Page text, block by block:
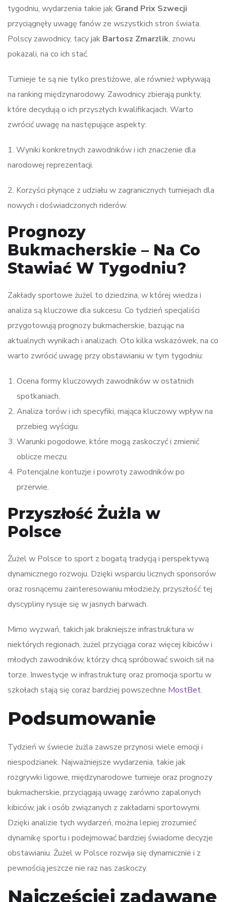
tygodniu, wydarzenia takie jak Grand Prix Szwecji
przyciągnęły uwagę fanów ze wszystkich stron świata.
Polscy zawodnicy, tacy jak Bartosz Zmarzlik, znowu
pokazali, na co ich stać.
Turnieje te są nie tylko prestiżowe, ale również wpływają
na ranking międzynarodowy. Zawodnicy zbierają punkty,
które decydują o ich przyszłych kwalifikacjach. Warto
zwrócić uwagę na następujące aspekty:
1. Wyniki konkretnych zawodników i ich znaczenie dla
narodowej reprezentacji.
2. Korzyści płynące z udziału w zagranicznych turniejach dla
nowych i doświadczonych riderów.
Prognozy
Bukmacherskie – Na Co
Stawiać W Tygodniu?
Zakłady sportowe żużel to dziedzina, w której wiedza i
analiza są kluczowe dla sukcesu. Co tydzień specjaliści
przygotowują prognozy bukmacherskie, bazując na
aktualnych wynikach i analizach. Oto kilka wskazówek, na co
warto zwrócić uwagę przy obstawianiu w tym tygodniu:
Ocena formy kluczowych zawodników w ostatnich
spotkaniach.
Analiza torów i ich specyfiki, mająca kluczowy wpływ na
przebieg wyścigu.
Warunki pogodowe, które mogą zaskoczyć i zmienić
oblicze meczu.
Potencjalne kontuzje i powroty zawodników po
przerwie.
Przyszłość Żużla w
Polsce
Żużel w Polsce to sport z bogatą tradycją i perspektywą
dynamicznego rozwoju. Dzięki wsparciu licznych sponsorów
oraz rosnącemu zainteresowaniu młodzieży, przyszłość tej
dyscypliny rysuje się w jasnych barwach.
Mimo wyzwań, takich jak brakniejsze infrastruktura w
niektórych regionach, żużel przyciąga coraz więcej kibiców i
młodych zawodników, którzy chcą spróbować swoich sił na
torze. Inwestycje w infrastrukturę oraz promocja sportu w
szkołach stają się coraz bardziej powszechne MostBet.
Podsumowanie
Tydzień w świecie żużla zawsze przynosi wiele emocji i
niespodzianek. Najważniejsze wydarzenia, takie jak
rozgrywki ligowe, międzynarodowe turnieje oraz prognozy
bukmacherskie, przyciągają uwagę zarówno zapalonych
kibiców, jak i osób związanych z zakładami sportowymi.
Dzięki analizie tych wydarzeń, można lepiej zrozumieć
dynamikę sportu i podejmować bardziej świadome decyzje
obstawianiu. Żużel w Polsce rozwija się dynamicznie i z
pewnością jeszcze nie raz nas zaskoczy.
Najczęściej zadawane